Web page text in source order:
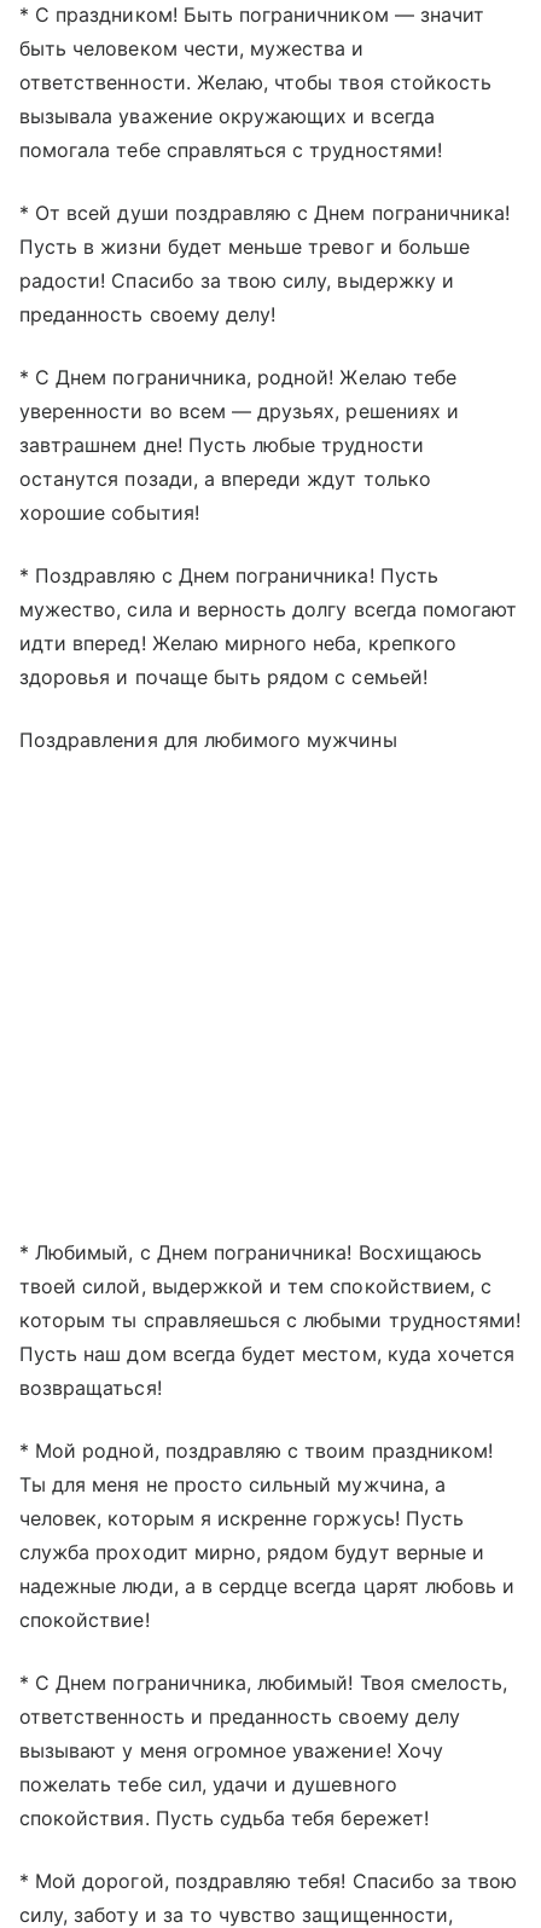
* С праздником! Быть пограничником — значит
быть человеком чести, мужества и
ответственности. Желаю, чтобы твоя стойкость
вызывала уважение окружающих и всегда
помогала тебе справляться с трудностями!
* От всей души поздравляю с Днем пограничника!
Пусть в жизни будет меньше тревог и больше
радости! Спасибо за твою силу, выдержку и
преданность своему делу!
* С Днем пограничника, родной! Желаю тебе
уверенности во всем — друзьях, решениях и
завтрашнем дне! Пусть любые трудности
останутся позади, а впереди ждут только
хорошие события!
* Поздравляю с Днем пограничника! Пусть
мужество, сила и верность долгу всегда помогают
идти вперед! Желаю мирного неба, крепкого
здоровья и почаще быть рядом с семьей!
Поздравления для любимого мужчины
* Любимый, с Днем пограничника! Восхищаюсь
твоей силой, выдержкой и тем спокойствием, с
которым ты справляешься с любыми трудностями!
Пусть наш дом всегда будет местом, куда хочется
возвращаться!
* Мой родной, поздравляю с твоим праздником!
Ты для меня не просто сильный мужчина, а
человек, которым я искренне горжусь! Пусть
служба проходит мирно, рядом будут верные и
надежные люди, а в сердце всегда царят любовь и
спокойствие!
* С Днем пограничника, любимый! Твоя смелость,
ответственность и преданность своему делу
вызывают у меня огромное уважение! Хочу
пожелать тебе сил, удачи и душевного
спокойствия. Пусть судьба тебя бережет!
* Мой дорогой, поздравляю тебя! Спасибо за твою
силу, заботу и за то чувство защищенности,